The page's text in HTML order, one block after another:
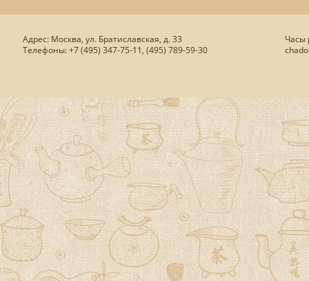
Адрес: Москва, ул. Братиславская, д. 33
Телефоны: +7 (495) 347-75-11, (495) 789-59-30
Часы